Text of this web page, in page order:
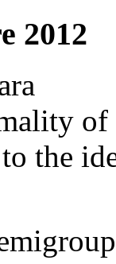
2012
of
the